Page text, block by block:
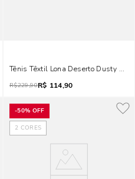
Tênis Têxtil Lona Deserto Dusty Rose
R$229,90R$ 114,90
-50% OFF
2 CORES